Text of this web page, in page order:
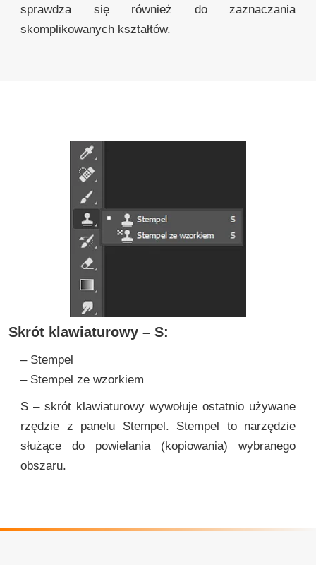
sprawdza się również do zaznaczania
skomplikowanych kształtów.
Skrót klawiaturowy – S:
– Stempel
– Stempel ze wzorkiem
S – skrót klawiaturowy wywołuje ostatnio używane
rzędzie z panelu Stempel. Stempel to narzędzie
służące do powielania (kopiowania) wybranego
obszaru.